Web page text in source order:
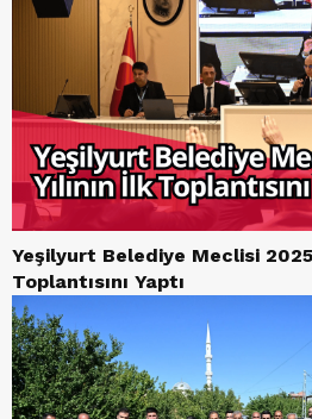
Yeşilyurt Belediye Meclisi 2025
Toplantısını Yaptı